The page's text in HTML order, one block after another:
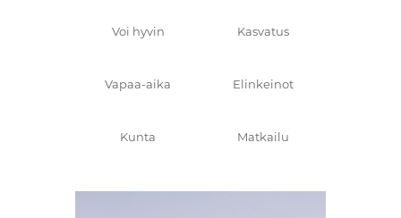
Voi hyvin Kasvatus
Vapaa-aika Elinkeinot
Kunta Matkailu